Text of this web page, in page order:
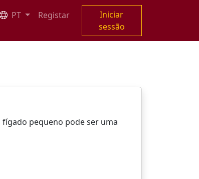
PT Registar
Iniciar
sessão
pequeno pode ser uma